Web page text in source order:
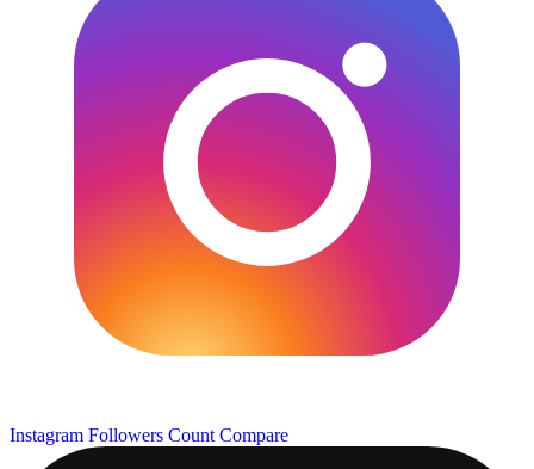
Instagram Followers Count Compare